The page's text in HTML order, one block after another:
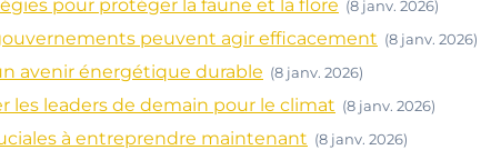
pour protéger la faune et la flore (8 janv. 2026)
peuvent agir efficacement (8 janv. 2026)
avenir énergétique durable (8 janv. 2026)
les leaders de demain pour le climat (8 janv. 2026)
à entreprendre maintenant (8 janv. 2026)